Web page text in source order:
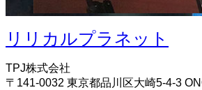
リリカルプラネット
TPJ株式会社
〒141-0032 東京都品川区大崎5-4-3